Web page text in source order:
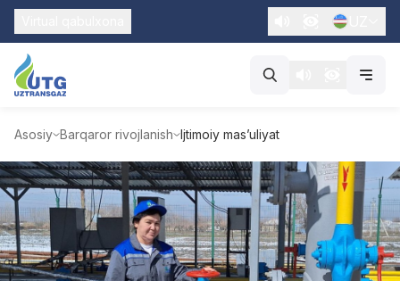
Asosiy Barqaror rivojlanish Ijtimoiy mas’uliyat